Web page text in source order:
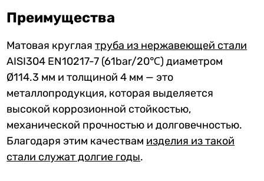
Преимущества
Матовая круглаятруба из нержавеющей стали
AISI304 EN10217-7 (61bar/20℃) диаметром
Ø114.3 мм и толщиной 4 мм — это
металлопродукция, которая выделяется
высокой коррозионной стойкостью,
механической прочностью и долговечностью.
Благодаря этим качествам изделия из такой
стали служат долгие годы.